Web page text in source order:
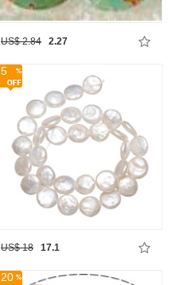
US$ 2.84 2.27
5
US$ 18 17.1
20